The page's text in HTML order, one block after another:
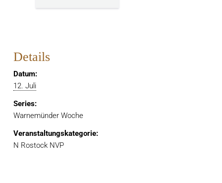
Details
Datum:
12. Juli
Series:
Warnemünder Woche
Veranstaltungskategorie:
N Rostock NVP